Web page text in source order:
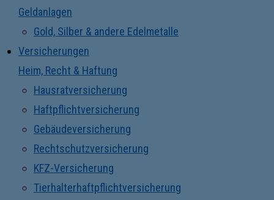
Geldanlagen
Gold, Silber & andere Edelmetalle
Versicherungen
Heim, Recht & Haftung
Hausratversicherung
Haftpflichtversicherung
Gebäudeversicherung
Rechtschutzversicherung
KFZ-Versicherung
Tierhalterhaftpflichtversicherung